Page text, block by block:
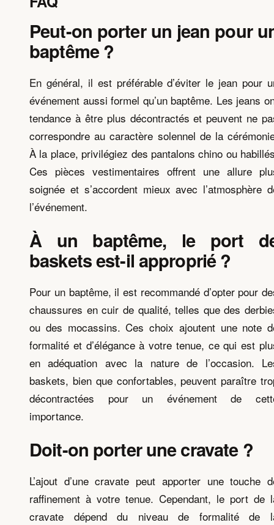
Peut-on porter un jean pour
baptême ?
En général, il est préférable d’éviter le jean pour
événement aussi formel qu’un baptême. Les jeans
tendance à être plus décontractés et peuvent ne
correspondre au caractère solennel de la
À la place, privilégiez des pantalons chino ou
Ces pièces vestimentaires offrent une allure
soignée et s’accordent mieux avec l’atmosphère
l’événement.
À un baptême, le port
baskets est-il approprié ?
Pour un baptême, il est recommandé d’opter pour
chaussures en cuir de qualité, telles que des
ou des mocassins. Ces choix ajoutent une note
formalité et d’élégance à votre tenue, ce qui est
en adéquation avec la nature de l’occasion.
baskets, bien que confortables, peuvent paraître
décontractées pour un événement de
importance.
Doit-on porter une cravate ?
L’ajout d’une cravate peut apporter une touche
raffinement à votre tenue. Cependant, le port de
cravate dépend du niveau de formalité de